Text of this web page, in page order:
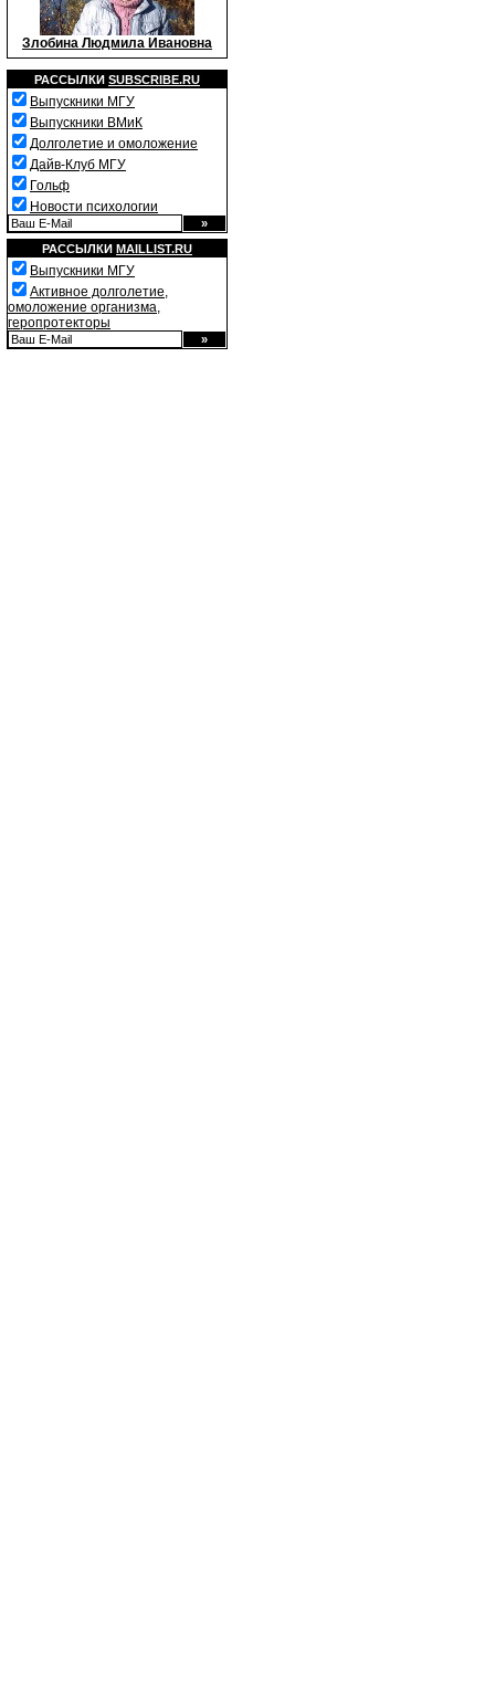
Злобина Людмила Ивановна
РАССЫЛКИ SUBSCRIBE.RU
Выпускники МГУ
Выпускники ВМиК
Долголетие и омоложение
Дайв-Клуб МГУ
Гольф
Новости психологии
РАССЫЛКИ MAILLIST.RU
Выпускники МГУ
Активное долголетие,
омоложение организма,
геропротекторы